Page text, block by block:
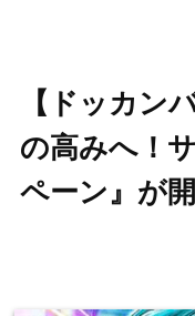
【ドッカン
の高みへ！
ペーン』が開